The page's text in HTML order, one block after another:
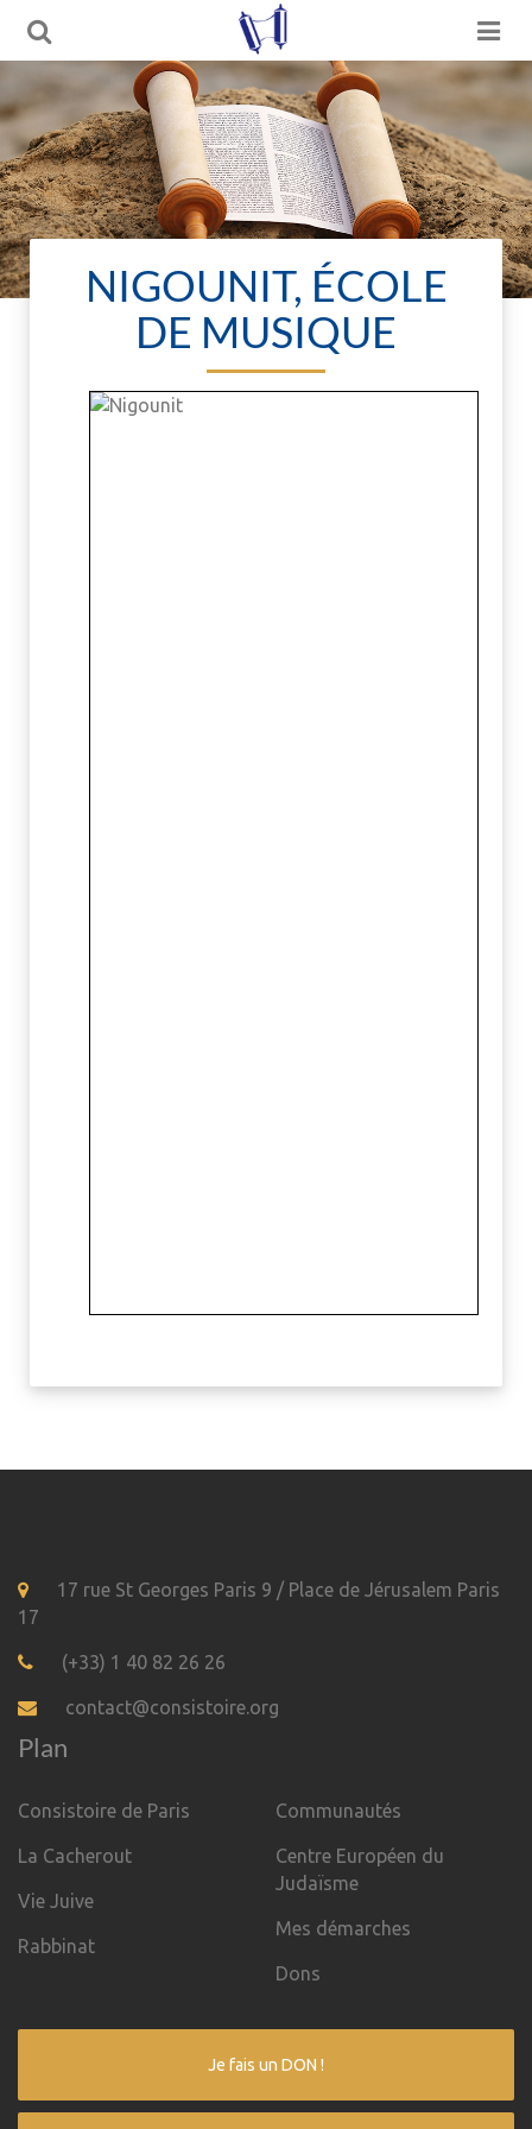
NIGOUNIT, ÉCOLE
DE MUSIQUE
17 rue St Georges Paris 9 / Place de Jérusalem Paris
17
(+33) 1 40 82 26 26
contact@consistoire.org
Plan
Consistoire de Paris
La Cacherout
Vie Juive
Rabbinat
Communautés
Centre Européen du
Judaïsme
Mes démarches
Dons
Je fais un DON !